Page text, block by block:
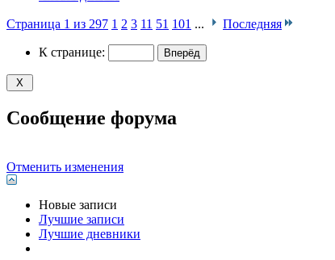
Страница 1 из 297 1 2 3 11 51 101 ... Последняя
К странице:
Сообщение форума
Отменить изменения
Новые записи
Лучшие записи
Лучшие дневники